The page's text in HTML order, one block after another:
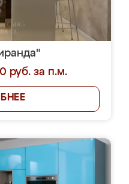
руб. за п.м.